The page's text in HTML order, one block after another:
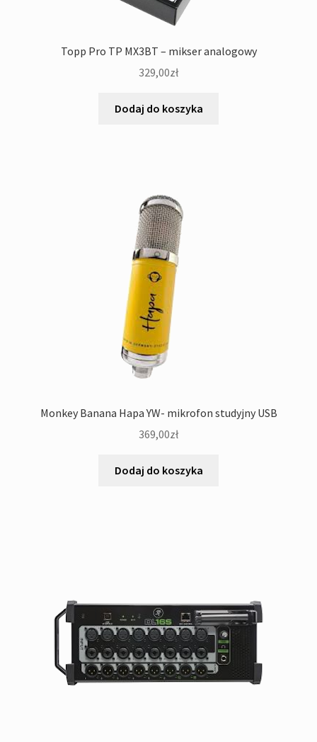
Topp Pro TP MX3BT – mikser analogowy
329,00zł
Dodaj do koszyka
Monkey Banana Hapa YW- mikrofon studyjny USB
369,00zł
Dodaj do koszyka